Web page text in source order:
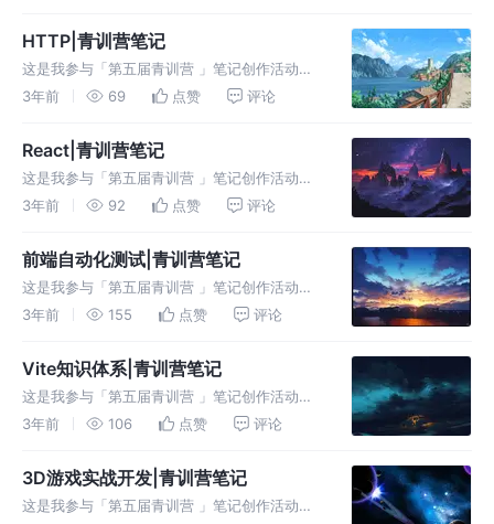
计模式 软件设计中常见问题的解决方案模型 历
史经验的总结 与特定语
HTTP|青训营笔记
这是我参与「第五届青训营 」笔记创作活动的
第14天 一、本堂课重点内容： 什么是HTTP、
介绍： 1.什么是HTTP？ Hyper Text Transf
3年前 69 点赞 评论
React|青训营笔记
这是我参与「第五届青训营 」笔记创作活动的
第13天 一、本堂课重点内容： React的历史与
法、React的实现、React状态管理库、应用级
3年前 92 点赞 评论
前端自动化测试|青训营笔记
这是我参与「第五届青训营 」笔记创作活动的
第12天 一、本堂课重点内容： 什么是自动化测
自动化测试以及前端自动化测试持续集成。
二、详细知识点介绍： 1.什么
3年前 155 点赞 评论
Vite知识体系|青训营笔记
这是我参与「第五届青训营 」笔记创作活动的
第11天 一、本堂课重点内容： 前端构建工具、
Vite讲阶路线。 二、详细知识点介绍： 1.为什
3年前 106 点赞 评论
3D游戏实战开发|青训营笔记
这是我参与「第五届青训营 」笔记创作活动的